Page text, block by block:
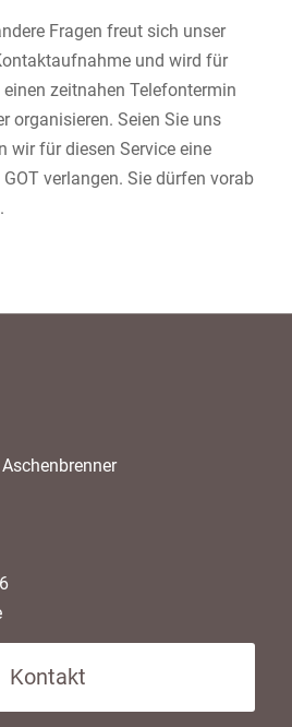
Fragen freut sich unser
und wird für
zeitnahen Telefontermin
organisieren. Seien Sie uns
wir für diesen Service eine
verlangen. Sie dürfen vorab
Kontakt